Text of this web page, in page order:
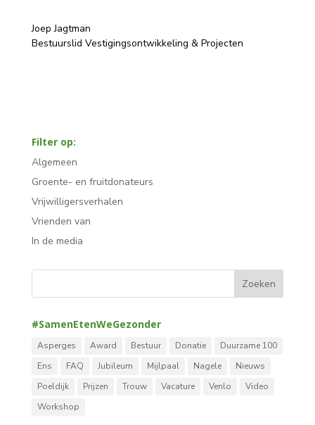
Joep Jagtman
Bestuurslid Vestigingsontwikkeling & Projecten
Filter op:
Algemeen
Groente- en fruitdonateurs
Vrijwilligersverhalen
Vrienden van
In de media
#SamenEtenWeGezonder
Asperges Award Bestuur Donatie
Duurzame 100
Ens
FAQ Jubileum Mijlpaal Nagele
Nieuws
Poeldijk
Prijzen Trouw Vacature Venlo
Video
Workshop